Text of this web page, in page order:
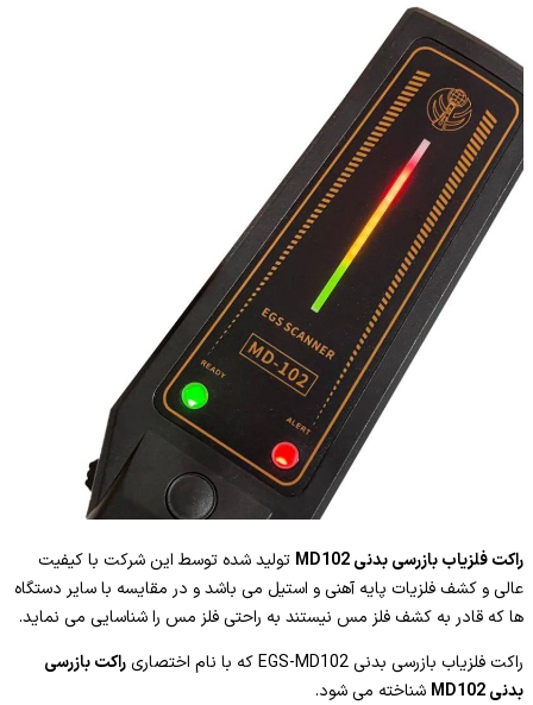
راکت فلزیاب بازرسی بدنی MD102
تولید شده توسط این شرکت با کیفیت
عالی و کشف فلزیات پایه آهنی و استیل می باشد و در مقایسه با سایر دستگاه
ها که قادر به کشف فلز مس نیستند به راحتی فلز مس را شناسایی می نماید.
راکت فلزیاب بازرسی بدنی EGS-MD102 که با نام اختصاری
راکت بازرسی
بدنی MD102
شناخته می شود.